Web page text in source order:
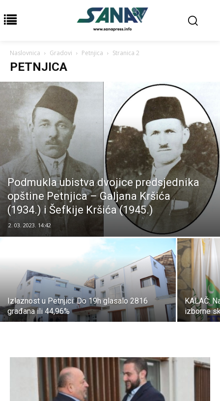
Naslovnica Gradovi Petnjica Stranica 2
PETNJICA
Podmukla ubistva dvojice predsjednika
opštine Petnjica – Galjana Kršića
(1934.) i Šefkije Kršića (1945.)
2. 03. 2023. 14:42
Izlaznost u Petnjici: Do 19h glasalo 2816
građana ili 44,96%
KALAČ:
izborne